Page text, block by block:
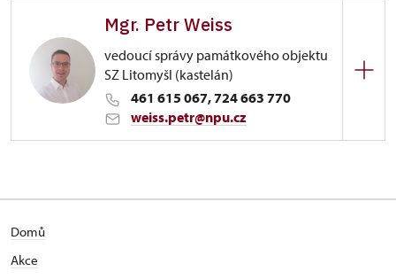
Mgr. Petr Weiss
vedoucí správy památkového objektu
SZ Litomyšl (kastelán)
461 615 067, 724 663 770
weiss.petr@npu.cz
Domů
Akce